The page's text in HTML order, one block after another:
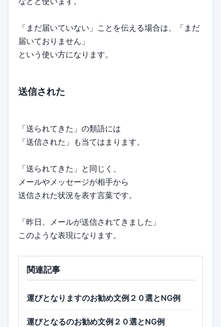
「まだ届いていない」ことを伝える場合は、「まだ
届いておりません」
という使い方になります。
送信された
「送られてきた」の類語には
「送信された」も当てはまります。
「送られてきた」と同じく、
メールやメッセージが相手から
送信された状況を表す言葉です。
「昨日、メールが送信されてきました」
このような表現になります。
関連記事
運びとなりますのお勧め文例２０選とNG例
運びとなるのお勧め文例２０選とNG例